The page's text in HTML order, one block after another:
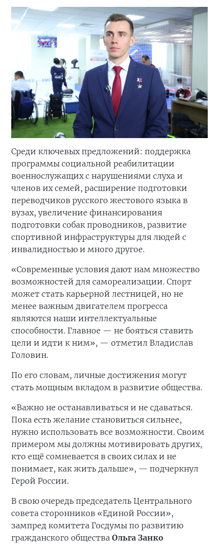
Среди ключевых предложений: поддержка
программы социальной реабилитации
военнослужащих с нарушениями слуха и
членов их семей, расширение подготовки
переводчиков русского жестового языка в
вузах, увеличение финансирования
подготовки собак проводников, развитие
спортивной инфраструктуры для людей с
инвалидностью и много другое.
«Современные условия дают нам множество
возможностей для самореализации. Спорт
может стать карьерной лестницей, но не
менее важным двигателем прогресса
являются наши интеллектуальные
способности. Главное — не бояться ставить
цели и идти к ним», — отметил Владислав
Головин.
По его словам, личные достижения могут
стать мощным вкладом в развитие общества.
«Важно не останавливаться и не сдаваться.
Пока есть желание становиться сильнее,
нужно использовать все возможности. Своим
примером мы должны мотивировать других,
кто ещё сомневается в своих силах и не
понимает, как жить дальше», — подчеркнул
Герой России.
В свою очередь председатель Центрального
совета сторонников «Единой России»,
зампред комитета Госдумы по развитию
гражданского общества Ольга Занко